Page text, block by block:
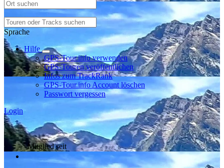
Sprache
Hilfe
GPS-Tour.info verwenden
GPS-Touren veröffentlichen
Infos zum TrackRank
GPS-Tour.info Account löschen
Passwort vergessen
Login
Mitglied seit